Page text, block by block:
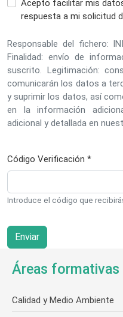
Acepto facilitar mis
respuesta a mi solicitud
Responsable del fichero:
Finalidad: envío de
suscrito. Legitimación:
comunicarán los datos a
y suprimir los datos, así
en la información
adicional y detallada en
Código Verificación *
Introduce el código que
Áreas formativas
Calidad y Medio Ambiente